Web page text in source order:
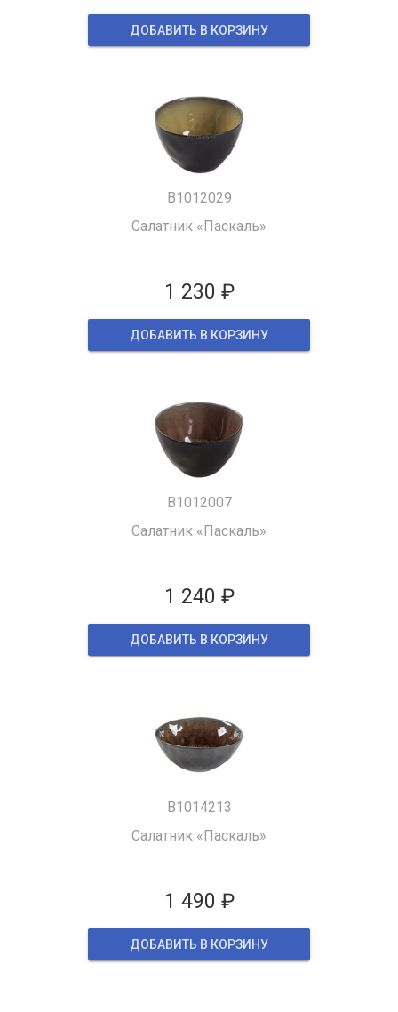
ДОБАВИТЬ В КОРЗИНУ
B1012029
Салатник «Паскаль»
1 230 ₽
ДОБАВИТЬ В КОРЗИНУ
B1012007
Салатник «Паскаль»
1 240 ₽
ДОБАВИТЬ В КОРЗИНУ
B1014213
Салатник «Паскаль»
1 490 ₽
ДОБАВИТЬ В КОРЗИНУ